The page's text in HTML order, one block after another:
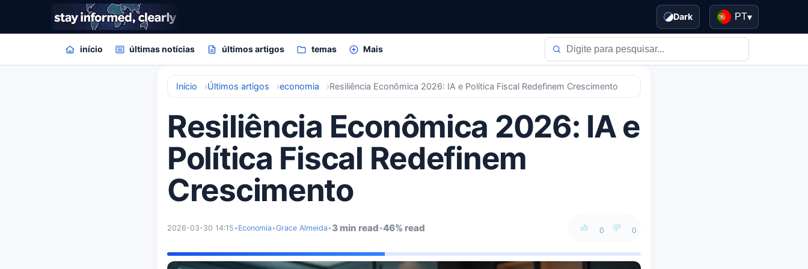
Dark PT▾
início últimas notícias últimos artigos temas Mais
Início Últimos artigos economia Resiliência Econômica 2026: IA e Política Fiscal Redefinem Crescimento
Resiliência Econômica 2026: IA e
Política Fiscal Redefinem
Crescimento
0 0
2026-03-30 14:15•Economia•Grace Almeida•3 min read•46% read